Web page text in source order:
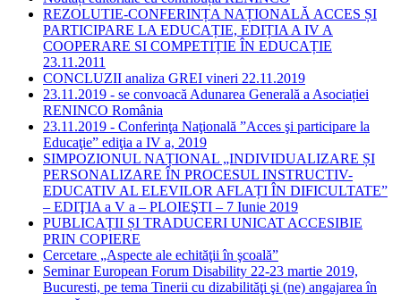
REZOLUTIE-CONFERINȚA NAȚIONALĂ ACCES ȘI
PARTICIPARE LA EDUCAȚIE, EDIȚIA A IV A
COOPERARE SI COMPETIȚIE ÎN EDUCAȚIE
23.11.2011
CONCLUZII analiza GREI vineri 22.11.2019
23.11.2019 - se convoacă Adunarea Generală a Asociației
RENINCO România
23.11.2019 - Conferinţa Naţională ”Acces şi participare la
Educaţie” ediţia a IV a, 2019
SIMPOZIONUL NAȚIONAL „INDIVIDUALIZARE ȘI
PERSONALIZARE ÎN PROCESUL INSTRUCTIV-
EDUCATIV AL ELEVILOR AFLAȚI ÎN DIFICULTATE”
– EDIŢIA a V a – PLOIEŞTI – 7 Iunie 2019
PUBLICAȚII ȘI TRADUCERI UNICAT ACCESIBIE
PRIN COPIERE
Cercetare „Aspecte ale echităţii în şcoală”
Seminar European Forum Disability 22-23 martie 2019,
Bucuresti, pe tema Tinerii cu dizabilităţi şi (ne) angajarea în